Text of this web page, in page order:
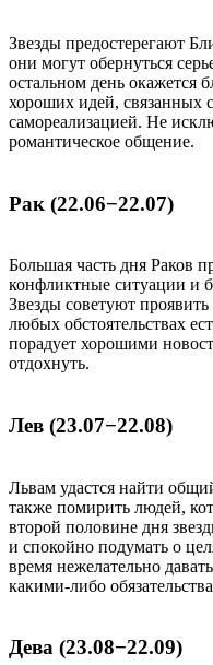
Звезды предостерегают
они могут обернуться
остальном день окажется
хороших идей, связанных
самореализацией. Не
романтическое общение.
Рак (22.06−22.07)
Большая часть дня Раков
конфликтные ситуации и
Звезды советуют проявить
любых обстоятельствах
порадует хорошими
отдохнуть.
Лев (23.07−22.08)
Львам удастся найти
также помирить людей,
второй половине дня
и спокойно подумать о
время нежелательно
какими-либо
Дева (23.08−22.09)